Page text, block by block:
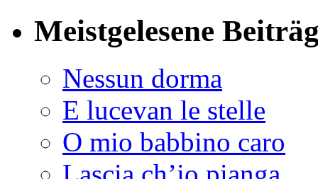
Meistgelesene
Nessun dorma
E lucevan le stelle
O mio babbino caro